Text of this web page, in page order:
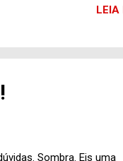
de trabalhos em
Fina Estampa e Vida da
mas tem dedicado
Ricardo Andrade
LEIA
Sombra. Eis uma